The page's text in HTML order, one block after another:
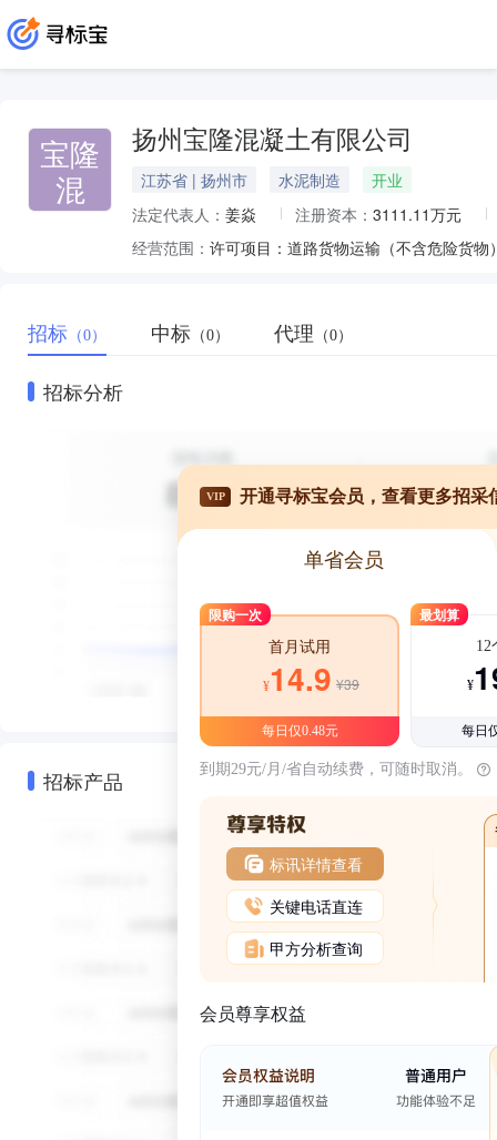
宝隆
混
扬州宝隆混凝土有限公司
江苏省 | 扬州市 水泥制造
开业
法定代表人： 姜焱 注册资本： 3111.11万元
经营范围：
招标 （0） 中标 （0） 代理 （0）
招标分析
招标产品
VIP 开通寻标宝会员，查看更多招采
单省会员
限购一次
首月试用
¥14.9 ¥39
每日仅0.48元
最划算
12
¥
每日
到期29元/月/省自动续费，可随时取消。
标讯详情查看
关键电话直连
甲方分析查询
会员尊享权益